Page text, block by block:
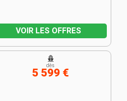
VOIR LES OFFRES
dès
5 599 €